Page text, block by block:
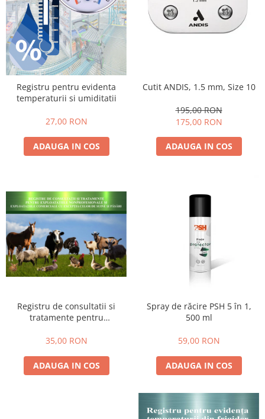
Registru pentru evidenta
temperaturii si umiditatii
27,00 RON
ADAUGA IN COS
Cutit ANDIS, 1.5 mm, Size 10
195,00 RON
175,00 RON
ADAUGA IN COS
Registru de consultatii si
tratamente pentru
A4, 100 file
35,00 RON
ADAUGA IN COS
Spray de răcire PSH 5 în 1,
500 ml
59,00 RON
ADAUGA IN COS